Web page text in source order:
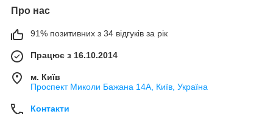
Про нас
91% позитивних з 34 відгуків за рік
Працює з 16.10.2014
м. Київ
Проспект Миколи Бажана 14А, Київ, Україна
Контакти